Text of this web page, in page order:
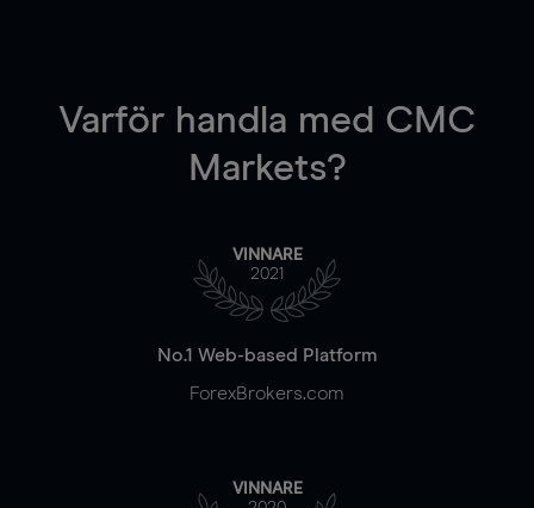
Varför handla med CMC
Markets?
VINNARE
2021
No.1 Web-based Platform
ForexBrokers.com
VINNARE